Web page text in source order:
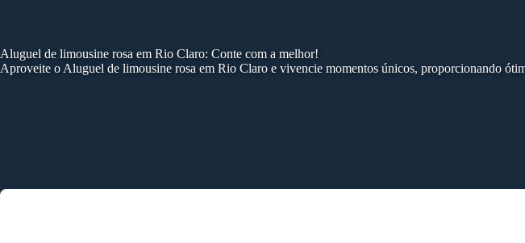
Aluguel de limousine rosa em Rio Claro: Conte com a melhor!
Aproveite o Aluguel de limousine rosa em Rio Claro e vivencie momentos únicos, proporcionando